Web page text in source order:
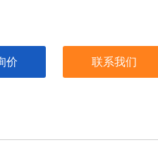
价 联系我们